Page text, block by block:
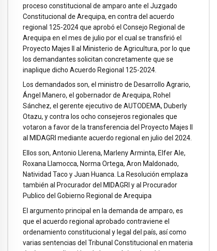
proceso constitucional de amparo ante el Juzgado
Constitucional de Arequipa, en contra del acuerdo
regional 125-2024 que aprobó el Consejo Regional de
Arequipa en el mes de julio por el cual se transfirió el
Proyecto Majes II al Ministerio de Agricultura, por lo que
los demandantes solicitan concretamente que se
inaplique dicho Acuerdo Regional 125-2024.
Los demandados son, el ministro de Desarrollo Agrario,
Ángel Manero, el gobernador de Arequipa, Rohel
Sánchez, el gerente ejecutivo de AUTODEMA, Duberly
Otazu, y contra los ocho consejeros regionales que
votaron a favor de la transferencia del Proyecto Majes II
al MIDAGRI mediante acuerdo regional en julio del 2024.
Ellos son, Antonio Llerena, Marleny Arminta, Elfer Ale,
Roxana Llamocca, Norma Ortega, Aron Maldonado,
Natividad Taco y Juan Huanca. La Resolución emplaza
también al Procurador del MIDAGRI y al Procurador
Publico del Gobierno Regional de Arequipa
El argumento principal en la demanda de amparo, es
que el acuerdo regional aprobado contraviene el
ordenamiento constitucional y legal del país, así como
varias sentencias del Tribunal Constitucional en materia